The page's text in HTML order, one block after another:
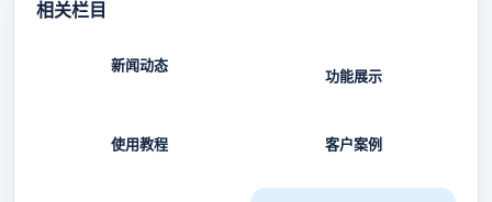
相关栏目
新闻动态
功能展示
使用教程 客户案例